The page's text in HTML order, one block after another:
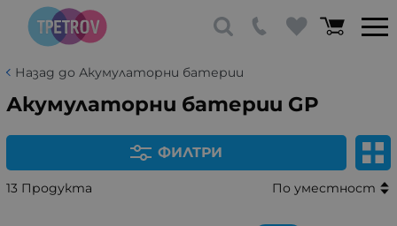
Назад до Акумулаторни батерии
Акумулаторни батерии GP
ФИЛТРИ
13 Продукта По уместност